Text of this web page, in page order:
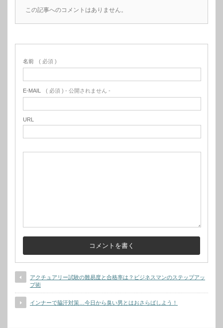
この記事へのコメントはありません。
名前 ( 必須 )
E-MAIL ( 必須 ) - 公開されません -
URL
アクチュアリー試験の難易度と合格率は？ビジネスマンのステップアッ
プ術
インナーで脇汗対策…今日から臭い男とはおさらばしよう！